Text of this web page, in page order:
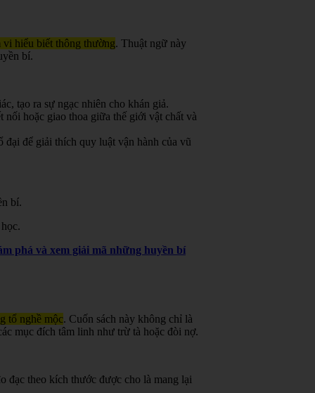
vi hiểu biết thông thường. Thuật ngữ này
bí.
tạo ra sự ngạc nhiên cho khán giả.
hoặc giao thoa giữa thế giới vật chất và
để giải thích quy luật vận hành của vũ
bí.
phá và xem giải mã những huyền bí
tổ nghề mộc. Cuốn sách này không chỉ là
mục đích tâm linh như trừ tà hoặc đòi nợ.
đạc theo kích thước được cho là mang lại